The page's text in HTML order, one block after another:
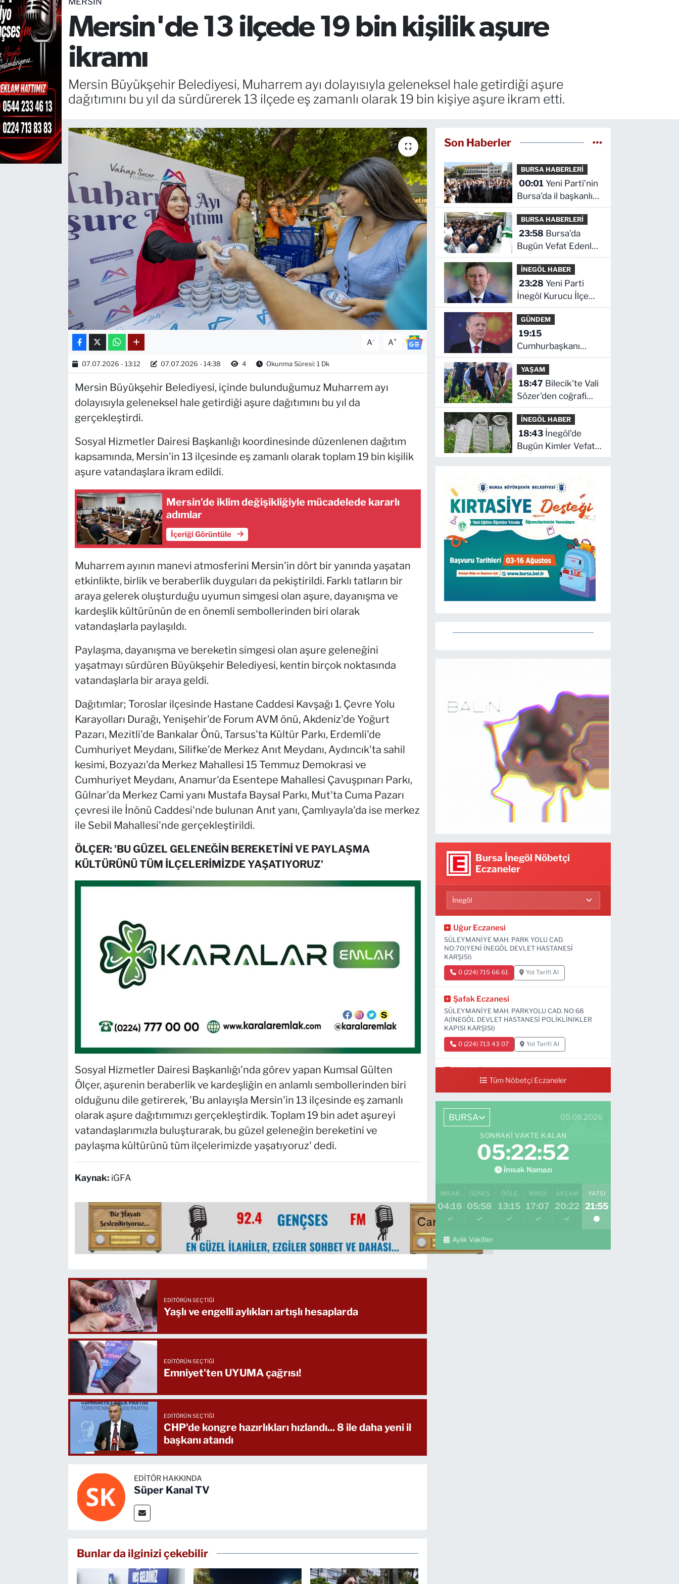
Mersin'de 13 ilçede 19 bin kişilik aşure
ikramı
Mersin Büyükşehir Belediyesi, Muharrem ayı dolayısıyla geleneksel hale getirdiği aşure
dağıtımını bu yıl da sürdürerek 13 ilçede eş zamanlı olarak 19 bin kişiye aşure ikram etti.
A- A+
07.07.2026 - 13:12 07.07.2026 - 14:38 4 Okunma Süresi: 1 Dk
Mersin Büyükşehir Belediyesi, içinde bulunduğumuz Muharrem ayı
dolayısıyla geleneksel hale getirdiği aşure dağıtımını bu yıl da
gerçekleştirdi.
Sosyal Hizmetler Dairesi Başkanlığı koordinesinde düzenlenen dağıtım
kapsamında, Mersin'in 13 ilçesinde eş zamanlı olarak toplam 19 bin kişilik
aşure vatandaşlara ikram edildi.
Mersin'de iklim değişikliğiyle mücadelede kararlı
adımlar
İçeriği Görüntüle
Muharrem ayının manevi atmosferini Mersin'in dört bir yanında yaşatan
etkinlikte, birlik ve beraberlik duyguları da pekiştirildi. Farklı tatların bir
araya gelerek oluşturduğu uyumun simgesi olan aşure, dayanışma ve
kardeşlik kültürünün de en önemli sembollerinden biri olarak
vatandaşlarla paylaşıldı.
Paylaşma, dayanışma ve bereketin simgesi olan aşure geleneğini
yaşatmayı sürdüren Büyükşehir Belediyesi, kentin birçok noktasında
vatandaşlarla bir araya geldi.
Dağıtımlar; Toroslar ilçesinde Hastane Caddesi Kavşağı 1. Çevre Yolu
Karayolları Durağı, Yenişehir'de Forum AVM önü, Akdeniz'de Yoğurt
Pazarı, Mezitli'de Bankalar Önü, Tarsus'ta Kültür Parkı, Erdemli'de
Cumhuriyet Meydanı, Silifke'de Merkez Anıt Meydanı, Aydıncık'ta sahil
kesimi, Bozyazı'da Merkez Mahallesi 15 Temmuz Demokrasi ve
Cumhuriyet Meydanı, Anamur'da Esentepe Mahallesi Çavuşpınarı Parkı,
Gülnar'da Merkez Cami yanı Mustafa Baysal Parkı, Mut'ta Cuma Pazarı
çevresi ile İnönü Caddesi'nde bulunan Anıt yanı, Çamlıyayla'da ise merkez
ile Sebil Mahallesi'nde gerçekleştirildi.
ÖLÇER: 'BU GÜZEL GELENEĞİN BEREKETİNİ VE PAYLAŞMA
KÜLTÜRÜNÜ TÜM İLÇELERİMİZDE YAŞATIYORUZ'
Sosyal Hizmetler Dairesi Başkanlığı'nda görev yapan Kumsal Gülten
Ölçer, aşurenin beraberlik ve kardeşliğin en anlamlı sembollerinden biri
olduğunu dile getirerek, 'Bu anlayışla Mersin'in 13 ilçesinde eş zamanlı
olarak aşure dağıtımımızı gerçekleştirdik. Toplam 19 bin adet aşureyi
vatandaşlarımızla buluşturarak, bu güzel geleneğin bereketini ve
paylaşma kültürünü tüm ilçelerimizde yaşatıyoruz' dedi.
Kaynak: iGFA
EDITÖRÜN SEÇTIĞI
Yaşlı ve engelli aylıkları artışlı hesaplarda
EDITÖRÜN SEÇTIĞI
Emniyet'ten UYUMA çağrısı!
EDITÖRÜN SEÇTIĞI
CHP'de kongre hazırlıkları hızlandı... 8 ile daha yeni il
başkanı atandı
EDITÖR HAKKINDA
Süper Kanal TV
Bunlar da ilginizi çekebilir
Son Haberler
BURSA HABERLERİ
00:01 Yeni Parti’nin
Bursa’da il başkanlığı
ve yönetim kurulu
belli oldu
BURSA HABERLERİ
23:58
Bugün Vefat Edenler
Kimler? | 05 Ağustos
2026 Çarşamba
İNEGÖL HABER
23:28 Yeni Parti
İnegöl Kurucu İlçe
Başkanı Erkan
Dönmez Oldu
GÜNDEM
19:15
Cumhurbaşkanı
Erdoğan'dan
'Terörsüz Türkiye'
mesajı
YAŞAM
18:47
Sözer'den coğrafi
işaretli Kamber
Biberi hasadı
İNEGÖL HABER
18:43
Bugün Kimler Vefat
Etti? | 05 Ağustos
Bursa İnegöl Nöbetçi
Eczaneler
Uğur Eczanesi
SÜLEYMANİYE MAH. PARK YOLU CAD.
NO:70(YENİ İNEGÖL DEVLET HASTANESİ
KARŞISI)
0 (224) 715 66 61 Yol Tarifi Al
Şafak Eczanesi
SÜLEYMANİYE MAH. PARKYOLU CAD. NO:68
A(İNEGÖL DEVLET HASTANESİ POLİKLİNİKLER
KAPISI KARŞISI)
0 (224) 713 43 07 Yol Tarifi Al
Sevim Eczanesi
OSMANİYE MAH. 6 EYLÜL CAD. NO:12 A(GRAND
MAVİ DÜĞÜN SALONU ALTI)
0 (552) 829 22 16
Tüm Nöbetçi Eczaneler
BURSA 05.08.2026
SONRAKI VAKTE KALAN
05:22:51
İmsak Namazı
İMSAK
04:18
GÜNEŞ
05:58
ÖĞLE
13:15
İKINDI
17:07
AKŞAM
20:22
YATSI
21:55
Aylık Vakitler
TEKNOLOJİ
CANLI DİNLE
RESMİ İLANLAR
Gencsesfm Canlı Dinle